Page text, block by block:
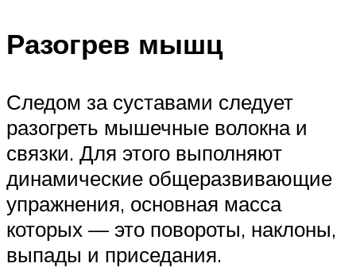
Разогрев мышц
Следом за суставами следует
разогреть мышечные волокна и
связки. Для этого выполняют
динамические общеразвивающие
упражнения, основная масса
которых — это повороты, наклоны,
выпады и приседания.